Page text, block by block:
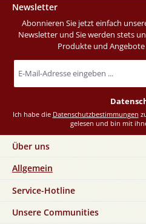
Newsletter
Abonnieren Sie jetzt einfach
Newsletter und Sie werden stets
Produkte und
E-
Mail-
Ich habe die Datenschutzbestimmungen
gelesen und bin mit
Über uns
Allgemein
Service-Hotline
Unsere Communities